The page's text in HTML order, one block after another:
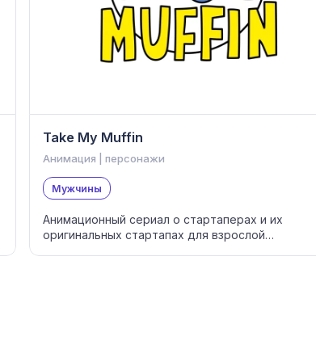
Take My Muffin
Анимация | персонажи
Мужчины
Анимационный сериал о стартаперах и их
оригинальных стартапах для взрослой